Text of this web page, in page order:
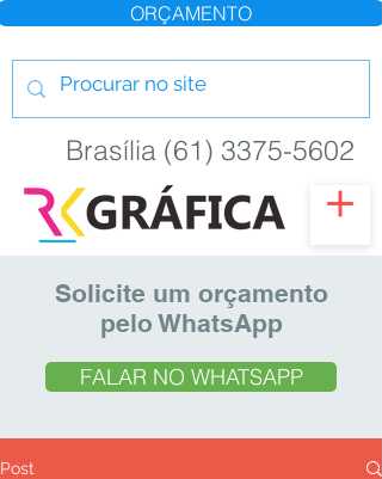
ORÇAMENTO
Brasília (61) 3375-5602
Solicite um orçamento
pelo WhatsApp
FALAR NO WHATSAPP
Post